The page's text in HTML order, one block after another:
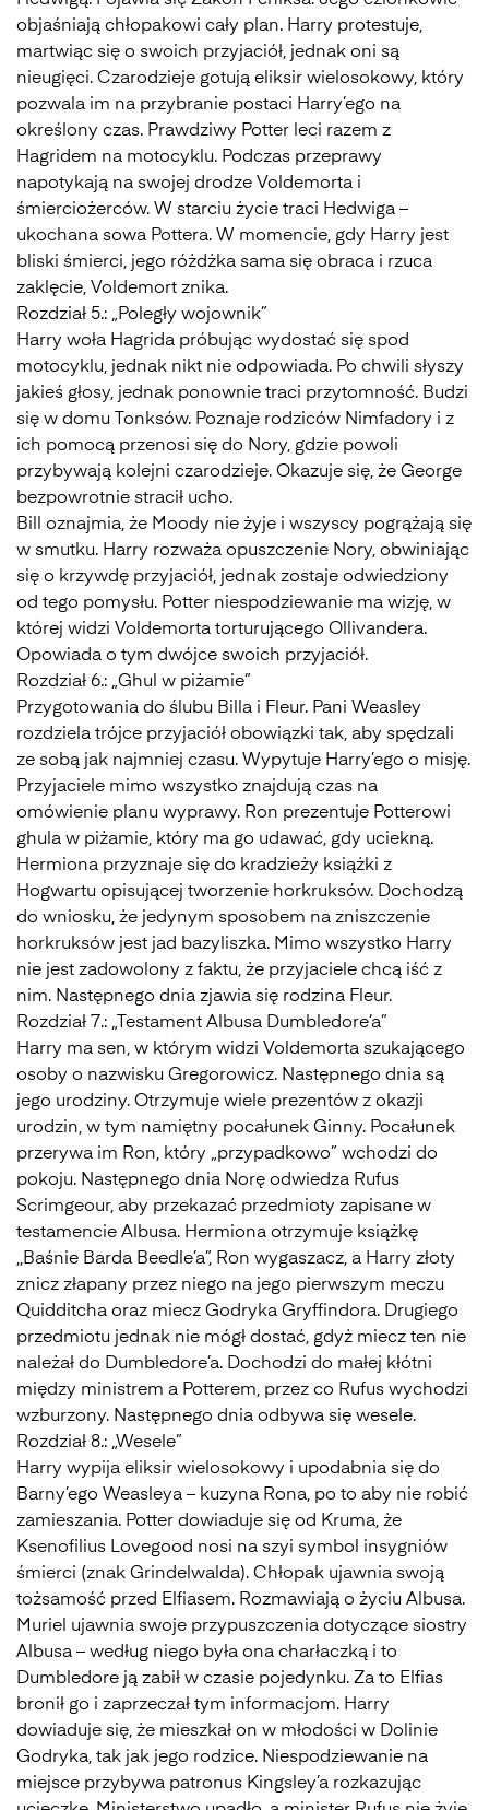
objaśniają chłopakowi cały plan. Harry protestuje,
martwiąc się o swoich przyjaciół, jednak oni są
nieugięci. Czarodzieje gotują eliksir wielosokowy, który
pozwala im na przybranie postaci Harry’ego na
określony czas. Prawdziwy Potter leci razem z
Hagridem na motocyklu. Podczas przeprawy
napotykają na swojej drodze Voldemorta i
śmierciożerców. W starciu życie traci Hedwiga –
ukochana sowa Pottera. W momencie, gdy Harry jest
bliski śmierci, jego różdżka sama się obraca i rzuca
zaklęcie, Voldemort znika.
Rozdział 5.: „Poległy wojownik”
Harry woła Hagrida próbując wydostać się spod
motocyklu, jednak nikt nie odpowiada. Po chwili słyszy
jakieś głosy, jednak ponownie traci przytomność. Budzi
się w domu Tonksów. Poznaje rodziców Nimfadory i z
ich pomocą przenosi się do Nory, gdzie powoli
przybywają kolejni czarodzieje. Okazuje się, że George
bezpowrotnie stracił ucho.
Bill oznajmia, że Moody nie żyje i wszyscy pogrążają się
w smutku. Harry rozważa opuszczenie Nory, obwiniając
się o krzywdę przyjaciół, jednak zostaje odwiedziony
od tego pomysłu. Potter niespodziewanie ma wizję, w
której widzi Voldemorta torturującego Ollivandera.
Opowiada o tym dwójce swoich przyjaciół.
Rozdział 6.: „Ghul w piżamie”
Przygotowania do ślubu Billa i Fleur. Pani Weasley
rozdziela trójce przyjaciół obowiązki tak, aby spędzali
ze sobą jak najmniej czasu. Wypytuje Harry’ego o misję.
Przyjaciele mimo wszystko znajdują czas na
omówienie planu wyprawy. Ron prezentuje Potterowi
ghula w piżamie, który ma go udawać, gdy uciekną.
Hermiona przyznaje się do kradzieży książki z
Hogwartu opisującej tworzenie horkruksów. Dochodzą
do wniosku, że jedynym sposobem na zniszczenie
horkruksów jest jad bazyliszka. Mimo wszystko Harry
nie jest zadowolony z faktu, że przyjaciele chcą iść z
nim. Następnego dnia zjawia się rodzina Fleur.
Rozdział 7.: „Testament Albusa Dumbledore’a”
Harry ma sen, w którym widzi Voldemorta szukającego
osoby o nazwisku Gregorowicz. Następnego dnia są
jego urodziny. Otrzymuje wiele prezentów z okazji
urodzin, w tym namiętny pocałunek Ginny. Pocałunek
przerywa im Ron, który „przypadkowo” wchodzi do
pokoju. Następnego dnia Norę odwiedza Rufus
Scrimgeour, aby przekazać przedmioty zapisane w
testamencie Albusa. Hermiona otrzymuje książkę
,,Baśnie Barda Beedle’a”, Ron wygaszacz, a Harry złoty
znicz złapany przez niego na jego pierwszym meczu
Quidditcha oraz miecz Godryka Gryffindora. Drugiego
przedmiotu jednak nie mógł dostać, gdyż miecz ten nie
należał do Dumbledore’a. Dochodzi do małej kłótni
między ministrem a Potterem, przez co Rufus wychodzi
wzburzony. Następnego dnia odbywa się wesele.
Rozdział 8.: „Wesele”
Harry wypija eliksir wielosokowy i upodabnia się do
Barny’ego Weasleya – kuzyna Rona, po to aby nie robić
zamieszania. Potter dowiaduje się od Kruma, że
Ksenofilius Lovegood nosi na szyi symbol insygniów
śmierci (znak Grindelwalda). Chłopak ujawnia swoją
tożsamość przed Elfiasem. Rozmawiają o życiu Albusa.
Muriel ujawnia swoje przypuszczenia dotyczące siostry
Albusa – według niego była ona charłaczką i to
Dumbledore ją zabił w czasie pojedynku. Za to Elfias
bronił go i zaprzeczał tym informacjom. Harry
dowiaduje się, że mieszkał on w młodości w Dolinie
Godryka, tak jak jego rodzice. Niespodziewanie na
miejsce przybywa patronus Kingsley’a rozkazując